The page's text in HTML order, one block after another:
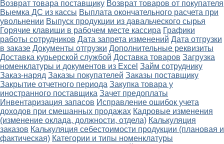
Возврат товара поставщику Возврат товаров от покупателя
Выемка ДС из кассы Выплата окончательного расчета при
увольнении Выпуск продукции из давальческого сырья
Горячие клавиши в рабочем месте кассира Графики
работы сотрудников Дата запрета изменений Дата отгрузки
в заказе Документы отгрузки Дополнительные реквизиты
Доставка курьерской службой Доставка товаров Загрузка
номенклатуры и документов из Excel Займ сотруднику
Заказ-наряд Заказы покупателей Заказы поставщику
Закрытие отчетного периода Закупка товара у
иностранного поставщика Зачет предоплаты
Инвентаризация запасов Исправление ошибок учета
доходов при смешанных продажах Кадровые изменения
(изменение оклада, должности, отдела) Калькуляция
заказов Калькуляция себестоимости продукции (плановая и
фактическая) Категории и типы номенклатуры